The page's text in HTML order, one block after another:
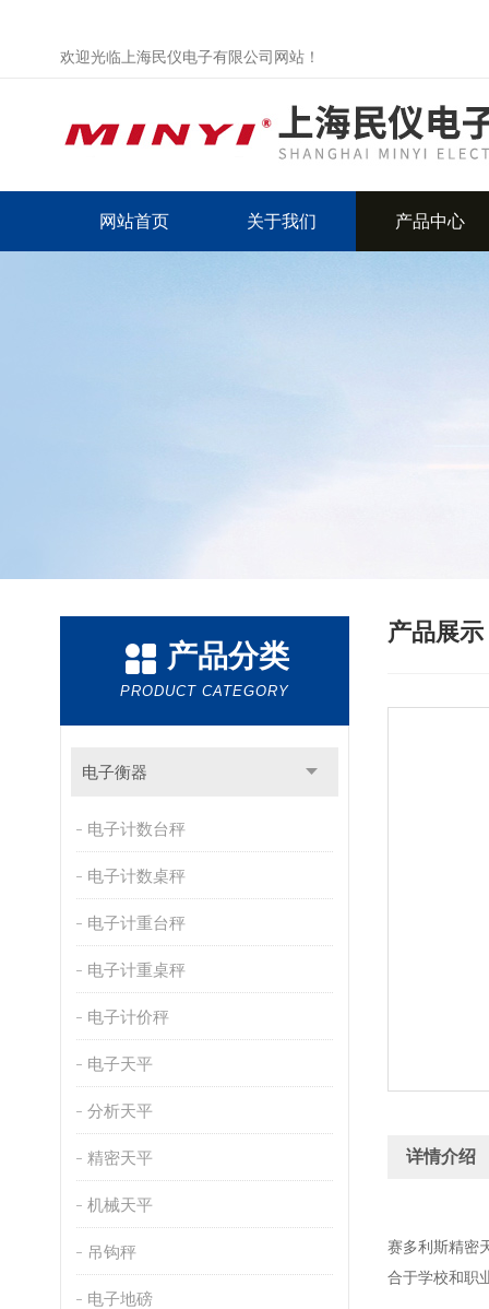
欢迎光临上海民仪电子有限公司网站！
网站首页 关于我们 产品中心
产品分类
PRODUCT CATEGORY
电子衡器
电子计数台秤
电子计数桌秤
电子计重台秤
电子计重桌秤
电子计价秤
电子天平
分析天平
精密天平
机械天平
吊钩秤
电子地磅
产品展示
详情介绍
赛多利斯精密
合于学校和职